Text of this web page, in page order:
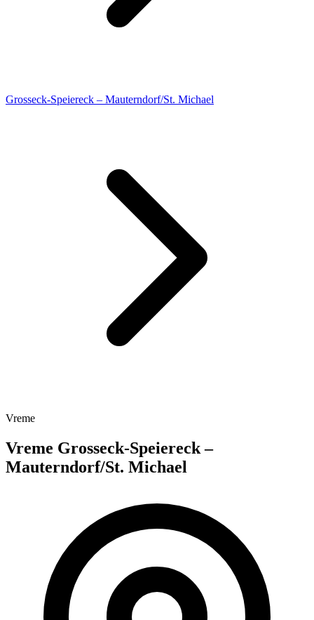
Grosseck-Speiereck – Mauterndorf/St. Michael
Vreme
Vreme Grosseck-Speiereck –
Mauterndorf/St. Michael